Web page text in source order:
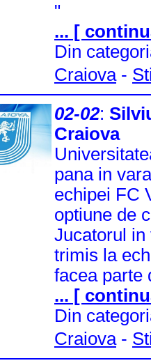
"
... [
Din
Craiova-
02-02:
Craiova
pana in
echipei FC
optiune de
Jucatorul in
trimis la
facea parte
... [
Din
Craiova-